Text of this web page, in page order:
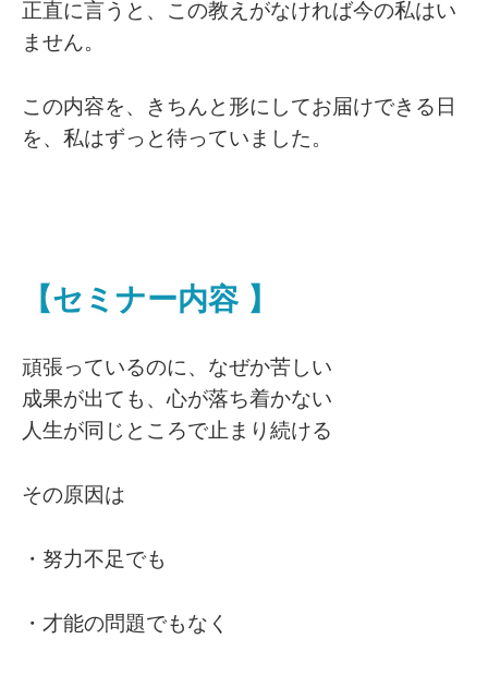
正直に言うと、この教えがなければ今の私はい
ません。
この内容を、きちんと形にしてお届けできる日
を、私はずっと待っていました。
【セミナー内容 】
頑張っているのに、なぜか苦しい
成果が出ても、心が落ち着かない
人生が同じところで止まり続ける
その原因は
・努力不足でも
・才能の問題でもなく